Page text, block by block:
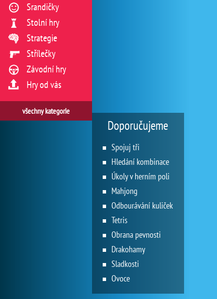
Srandičky
Stolní hry
Strategie
Střílečky
Závodní hry
Hry od vás
všechny kategorie
Doporučujeme
Spojuj tři
Hledání kombinace
Úkoly v herním poli
Mahjong
Odbourávání kuliček
Tetris
Obrana pevnosti
Drakohamy
Sladkosti
Ovoce